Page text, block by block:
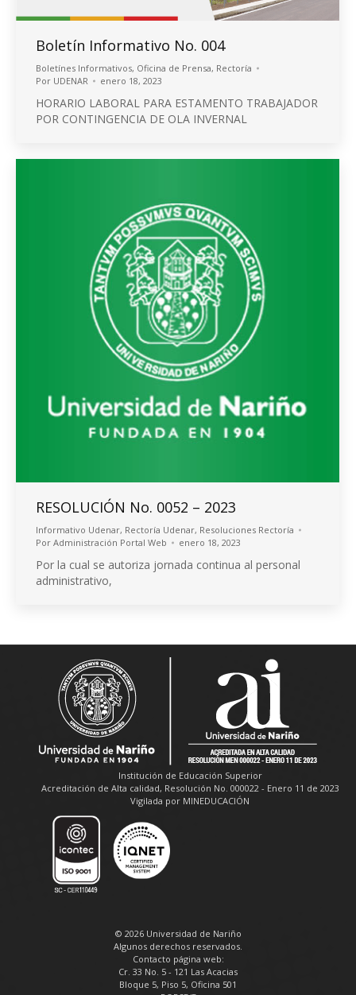
Boletín Informativo No. 004
Boletínes Informativos, Oficina de Prensa, Rectoría
Por UDENAR enero 18, 2023
HORARIO LABORAL PARA ESTAMENTO TRABAJADOR
POR CONTINGENCIA DE OLA INVERNAL
RESOLUCIÓN No. 0052 – 2023
Informativo Udenar, Rectoría Udenar, Resoluciones Rectoría
Por Administración Portal Web enero 18, 2023
Por la cual se autoriza jornada continua al personal
administrativo,
Institución de Educación Superior
Acreditación de Alta calidad, Resolución No. 000022 - Enero 11 de 2023
Vigilada por MINEDUCACIÓN
© 2026 Universidad de Nariño
Algunos derechos reservados.
Contacto página web:
Cr. 33 No. 5 - 121 Las Acacias
Bloque 5, Piso 5, Oficina 501